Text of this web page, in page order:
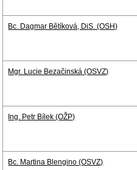
Bc. Dagmar Bětíková, DiS. (OSH)
Mgr. Lucie Bezačinská (OSVZ)
Ing. Petr Bílek (OŽP)
Bc. Martina Blengino (OSVZ)